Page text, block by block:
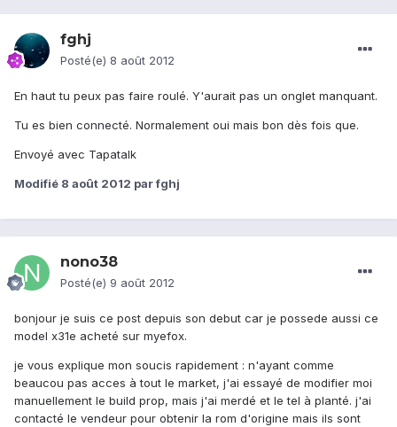
fghj
Posté(e) 8 août 2012
En haut tu peux pas faire roulé. Y'aurait pas un onglet manquant.
Tu es bien connecté. Normalement oui mais bon dès fois que.
Envoyé avec Tapatalk
Modifié 8 août 2012 par fghj
nono38
Posté(e) 9 août 2012
bonjour je suis ce post depuis son debut car je possede aussi ce
model x31e acheté sur myefox.
je vous explique mon soucis rapidement : n'ayant comme
beaucou pas acces à tout le market, j'ai essayé de modifier moi
manuellement le build prop, mais j'ai merdé et le tel à planté. j'ai
contacté le vendeur pour obtenir la rom d'origine mais ils sont